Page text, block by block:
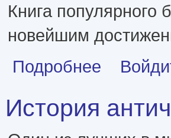
Книга популярного
новейшим
Подробнее о Как подружить
История